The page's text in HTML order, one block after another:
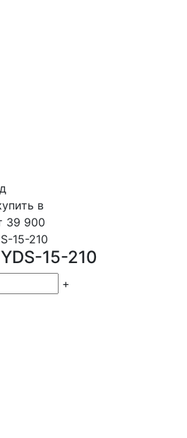
в
39 900
15-210
15-210
+